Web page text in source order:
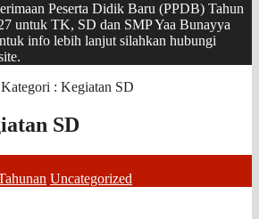
Peserta Didik Baru (PPDB) Tahun
untuk TK, SD dan SMP Yaa Bunayya
info lebih lanjut silahkan hubungi
: Kegiatan SD
SD
Uncategorized